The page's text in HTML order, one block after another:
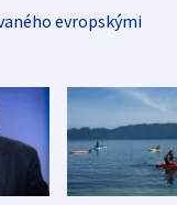
evropskými